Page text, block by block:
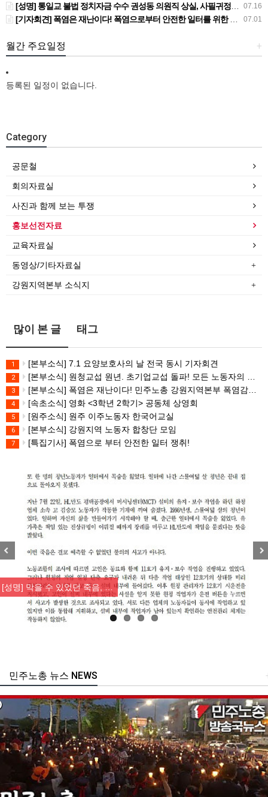
07.16
[성명] 통일교 불법 정치자금 수수 권성동 의원직 상실, 사필귀정이다
07.01
[기자회견] 폭염은 재난이다! 폭염으로부터 안전한 일터를 위한 민주노총 강원지역본부 폭염감시단 선포 기자회견
+
월간 주요일정
등록된 일정이 없습니다.
Category
공문철
회의자료실
사진과 함께 보는 투쟁
홍보선전자료
교육자료실
동영상/기타자료실
강원지역본부 소식지
많이 본 글 태그
1 [본부소식] 7.1 요양보호사의 날 전국 동시 기자회견
2 [본부소식] 원청교섭 원년. 초기업교섭 돌파! 모든 노동자의 노동기본권 쟁취! 민주노총 7.15 총파업대회
3 [본부소식] 폭염은 재난이다! 민주노총 강원지역본부 폭염감시단 선포 기자회견
4 [속초소식] 영화 <3학년 2학기> 공동체 상영회
5 [원주소식] 원주 이주노동자 한국어교실
6 [본부소식] 강원지역 노동자 합창단 모임
7 [특집기사] 폭염으로 부터 안전한 일터 쟁취!
[성명] 막을 수 있었던 죽음, …
주노총 뉴스 NEWS